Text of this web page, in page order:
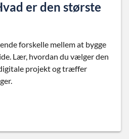
er den største
forskelle mellem at bygge
Lær, hvordan du vælger den
projekt og træffer